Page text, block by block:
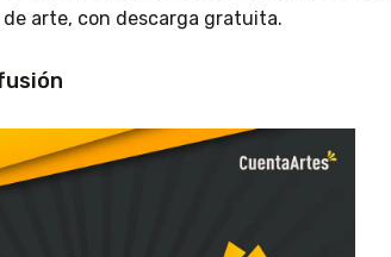
arte, con descarga gratuita.